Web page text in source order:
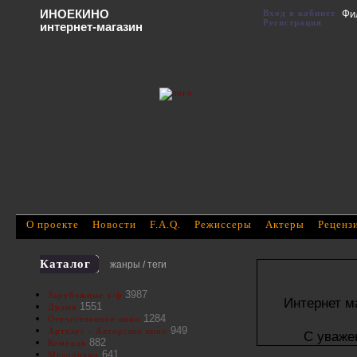
Интернет
С
Каталог жанры / теги
Зарубежные х/ф 3987
Драма 1551
Отечественное кино 1284
Артхаус - Авторское кино 949
Комедия 882
Мелодрама 641
О проекте Новости F.A.Q. Режиссеры Актеры
ИНОЕКИНО
интернет-магазин
Вход в кабинет
Регистрация